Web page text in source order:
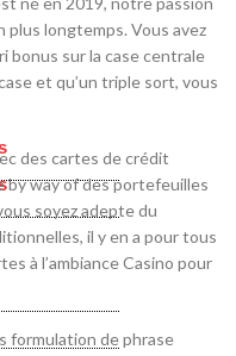
plus longtemps. Vous avez
bonus sur la case centrale
et qu’un triple sort, vous
des cartes de crédit
by way of des portefeuilles
soyez adepte du
il y en a pour tous
à l’ambiance Casino pour
formulation de phrase